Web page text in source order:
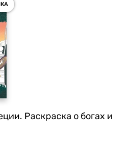
Раскраска о богах и